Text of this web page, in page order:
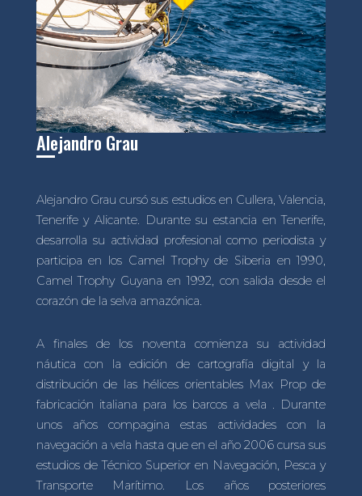
Alejandro Grau
Alejandro Grau cursó sus estudios en Cullera, Valencia,
Tenerife y Alicante. Durante su estancia en Tenerife,
desarrolla su actividad profesional como periodista y
participa en los Camel Trophy de Siberia en 1990,
Camel Trophy Guyana en 1992, con salida desde el
corazón de la selva amazónica.
A finales de los noventa comienza su actividad
náutica con la edición de cartografía digital y la
distribución de las hélices orientables Max Prop de
fabricación italiana para los barcos a vela . Durante
unos años compagina estas actividades con la
navegación a vela hasta que en el año 2006 cursa sus
estudios de Técnico Superior en Navegación, Pesca y
Transporte Marítimo. Los años posteriores